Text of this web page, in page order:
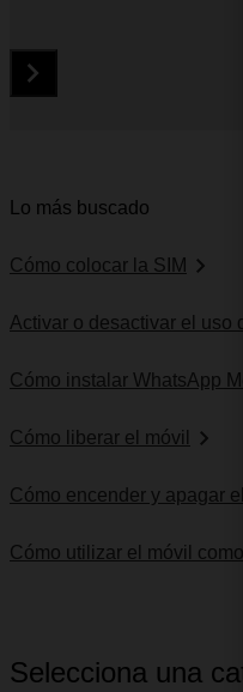
Diapositiva 1 de 5.
Lo más buscado
Cómo colocar la SIM
Activar o desactivar el uso
Cómo instalar WhatsApp
Cómo liberar el móvil
Cómo encender y apagar el
Cómo utilizar el móvil
Selecciona una